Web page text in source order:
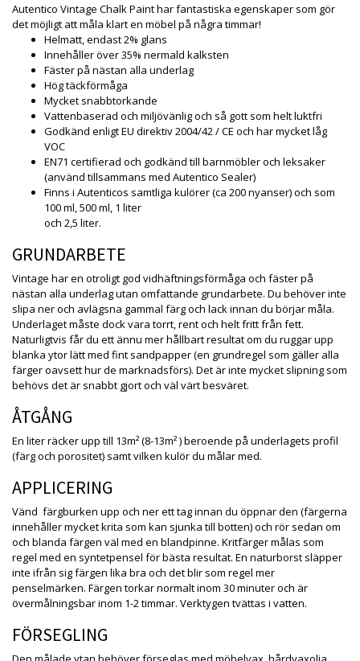
Autentico Vintage Chalk Paint har fantastiska egenskaper som gör
det möjligt att måla klart en möbel på några timmar!
Helmatt, endast 2% glans
Innehåller över 35% nermald kalksten
Fäster på nästan alla underlag
Hög täckförmåga
Mycket snabbtorkande
Vattenbaserad och miljövänlig och så gott som helt luktfri
Godkänd enligt EU direktiv 2004/42 / CE och har mycket låg
VOC
EN71 certifierad och godkänd till barnmöbler och leksaker
(använd tillsammans med Autentico Sealer)
Finns i Autenticos samtliga kulörer (ca 200 nyanser) och som
100 ml, 500 ml, 1 liter
och 2,5 liter.
GRUNDARBETE
Vintage har en otroligt god vidhäftningsförmåga och fäster på
nästan alla underlag utan omfattande grundarbete. Du behöver inte
slipa ner och avlägsna gammal färg och lack innan du börjar måla.
Underlaget måste dock vara torrt, rent och helt fritt från fett.
Naturligtvis får du ett ännu mer hållbart resultat om du ruggar upp
blanka ytor lätt med fint sandpapper (en grundregel som gäller alla
färger oavsett hur de marknadsförs). Det är inte mycket slipning som
behövs det är snabbt gjort och väl värt besväret.
ÅTGÅNG
En liter räcker upp till 13m² (8-13m² ) beroende på underlagets profil
(färg och porositet) samt vilken kulör du målar med.
APPLICERING
Vänd färgburken upp och ner ett tag innan du öppnar den (färgerna
innehåller mycket krita som kan sjunka till botten) och rör sedan om
och blanda färgen väl med en blandpinne. Kritfärger målas som
regel med en syntetpensel för bästa resultat. En naturborst släpper
inte ifrån sig färgen lika bra och det blir som regel mer
penselmärken. Färgen torkar normalt inom 30 minuter och är
övermålningsbar inom 1-2 timmar. Verktygen tvättas i vatten.
FÖRSEGLING